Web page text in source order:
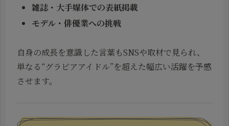
雑誌・大手媒体での表紙掲載
モデル・俳優業への挑戦
自身の成長を意識した言葉もSNSや取材で見られ、
単なる“グラビアアイドル”を超えた幅広い活躍を予感
させます。